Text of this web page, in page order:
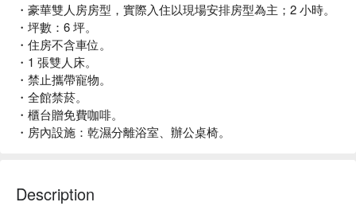
・豪華雙人房房型，實際入住以現場安排房型為主；2 小時。
・坪數：6 坪。
・住房不含車位。
・1 張雙人床。
・禁止攜帶寵物。
・全館禁菸。
・櫃台贈免費咖啡。
・房內設施：乾濕分離浴室、辦公桌椅。
Description